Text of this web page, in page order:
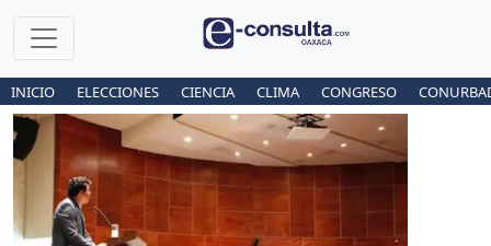
INICIO ELECCIONES CIENCIA CLIMA CONGRESO